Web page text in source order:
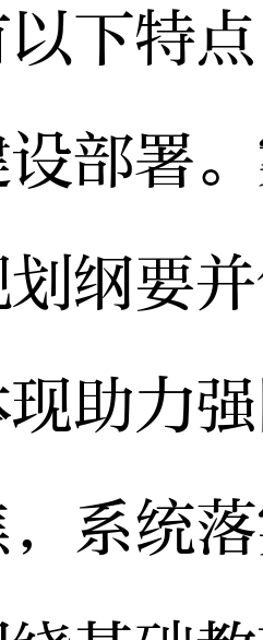
下特
部署
纲要
助力
系统